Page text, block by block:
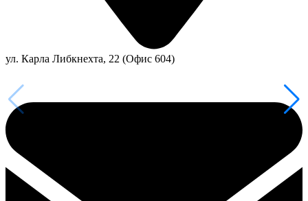
ул. Карла Либкнехта, 22 (Офис 604)